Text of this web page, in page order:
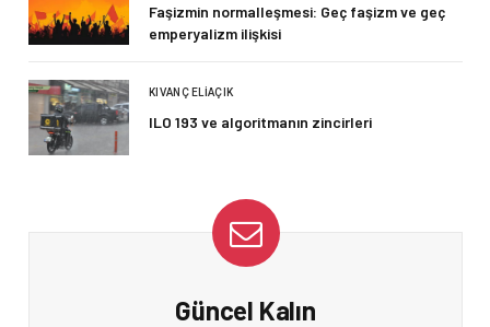
Faşizmin normalleşmesi: Geç faşizm ve geç
emperyalizm ilişkisi
KIVANÇ ELIAÇIK
ILO 193 ve algoritmanın zincirleri
Güncel Kalın